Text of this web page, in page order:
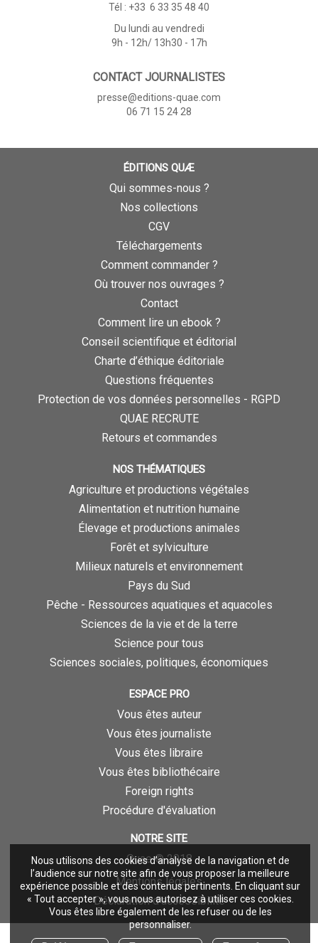
Nous utilisons des cookies d’analyse de la navigation et de
l’audience sur notre site afin de vous proposer la meilleure
expérience possible et des contenus pertinents. En cliquant sur
« Tout accepter », vous nous autorisez à utiliser ces cookies.
Vous êtes libre également de les refuser ou de les
personnaliser.
Tél : +33 6 33 35 48 40
Du lundi au vendredi
9h - 12h/ 13h30 - 17h
CONTACT JOURNALISTES
presse@editions-quae.com
06 71 15 24 28
ÉDITIONS QUÆ
Qui sommes-nous ?
Nos collections
CGV
Téléchargements
Comment commander ?
Où trouver nos ouvrages ?
Contact
Comment lire un ebook ?
Conseil scientifique et éditorial
Charte d’éthique éditoriale
Questions fréquentes
Protection de vos données personnelles - RGPD
QUAE RECRUTE
Retours et commandes
NOS THÉMATIQUES
Agriculture et productions végétales
Alimentation et nutrition humaine
Élevage et productions animales
Forêt et sylviculture
Milieux naturels et environnement
Pays du Sud
Pêche - Ressources aquatiques et aquacoles
Sciences de la vie et de la terre
Science pour tous
Sciences sociales, politiques, économiques
ESPACE PRO
Vous êtes auteur
Vous êtes journaliste
Vous êtes libraire
Vous êtes bibliothécaire
Foreign rights
Procédure d'évaluation
NOTRE SITE
Quae © 2018
Mentions légales
Déclaration d'accessibilité